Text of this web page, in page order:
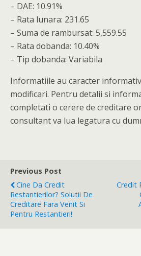
– DAE: 10.91%
– Rata lunara: 231.65
– Suma de rambursat: 5,559.55
– Rata dobanda: 10.40%
– Tip dobanda: Variabila
Informatiile au caracter
modificari. Pentru detalii si
completati o cerere de creditare
consultant va lua legatura cu
Previous Post
Cine Da Credit
Restantierilor? Solutii De
Creditare Fara Venit Si
Pentru Restantieri!
Credit